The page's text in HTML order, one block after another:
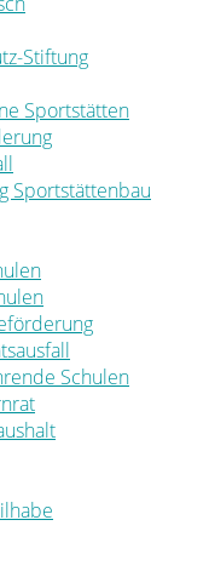
Stiftung
Sportstätten
Sportstättenbau
Schulen